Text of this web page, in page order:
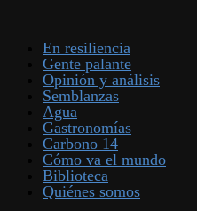
En resiliencia
Gente palante
Opinión y análisis
Semblanzas
Agua
Gastronomías
Carbono 14
Cómo va el mundo
Biblioteca
Quiénes somos